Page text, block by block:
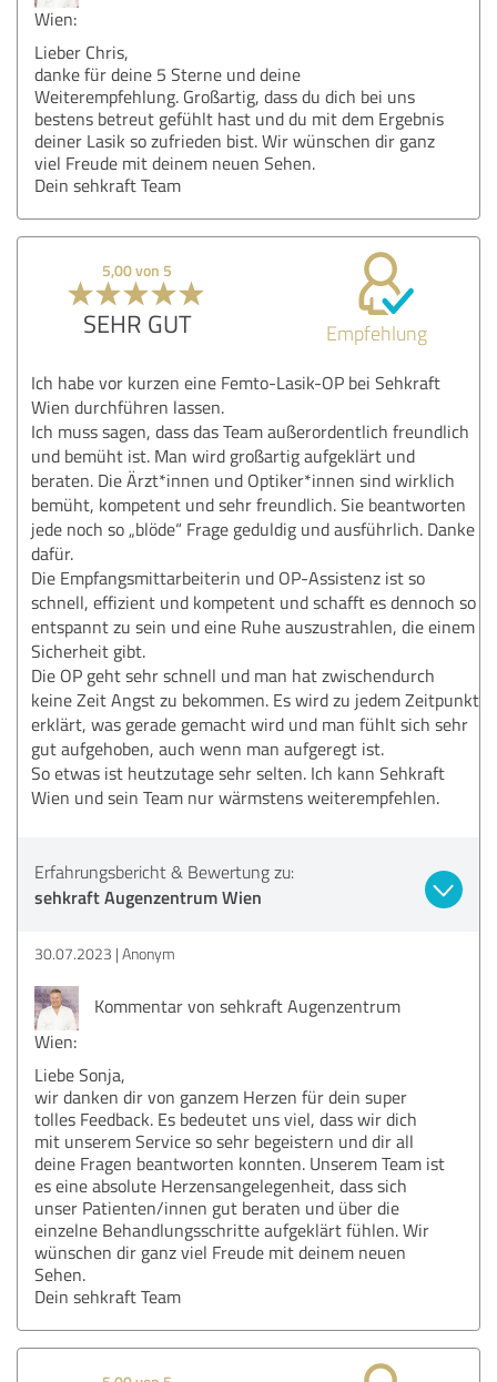
Wien:
Lieber Chris,
danke für deine 5 Sterne und deine
Weiterempfehlung. Großartig, dass du dich bei uns
bestens betreut gefühlt hast und du mit dem Ergebnis
deiner Lasik so zufrieden bist. Wir wünschen dir ganz
viel Freude mit deinem neuen Sehen.
Dein sehkraft Team
5,00 von 5
SEHR GUT Empfehlung
Ich habe vor kurzen eine Femto-Lasik-OP bei Sehkraft
Wien durchführen lassen.
Ich muss sagen, dass das Team außerordentlich freundlich
und bemüht ist. Man wird großartig aufgeklärt und
beraten. Die Ärzt*innen und Optiker*innen sind wirklich
bemüht, kompetent und sehr freundlich. Sie beantworten
jede noch so „blöde“ Frage geduldig und ausführlich. Danke
dafür.
Die Empfangsmittarbeiterin und OP-Assistenz ist so
schnell, effizient und kompetent und schafft es dennoch so
entspannt zu sein und eine Ruhe auszustrahlen, die einem
Sicherheit gibt.
Die OP geht sehr schnell und man hat zwischendurch
keine Zeit Angst zu bekommen. Es wird zu jedem Zeitpunkt
erklärt, was gerade gemacht wird und man fühlt sich sehr
gut aufgehoben, auch wenn man aufgeregt ist.
So etwas ist heutzutage sehr selten. Ich kann Sehkraft
Wien und sein Team nur wärmstens weiterempfehlen.
Erfahrungsbericht & Bewertung zu:
sehkraft Augenzentrum Wien
30.07.2023 Anonym
Kommentar von sehkraft Augenzentrum
Wien:
Liebe Sonja,
wir danken dir von ganzem Herzen für dein super
tolles Feedback. Es bedeutet uns viel, dass wir dich
mit unserem Service so sehr begeistern und dir all
deine Fragen beantworten konnten. Unserem Team ist
es eine absolute Herzensangelegenheit, dass sich
unser Patienten/innen gut beraten und über die
einzelne Behandlungsschritte aufgeklärt fühlen. Wir
wünschen dir ganz viel Freude mit deinem neuen
Sehen.
Dein sehkraft Team